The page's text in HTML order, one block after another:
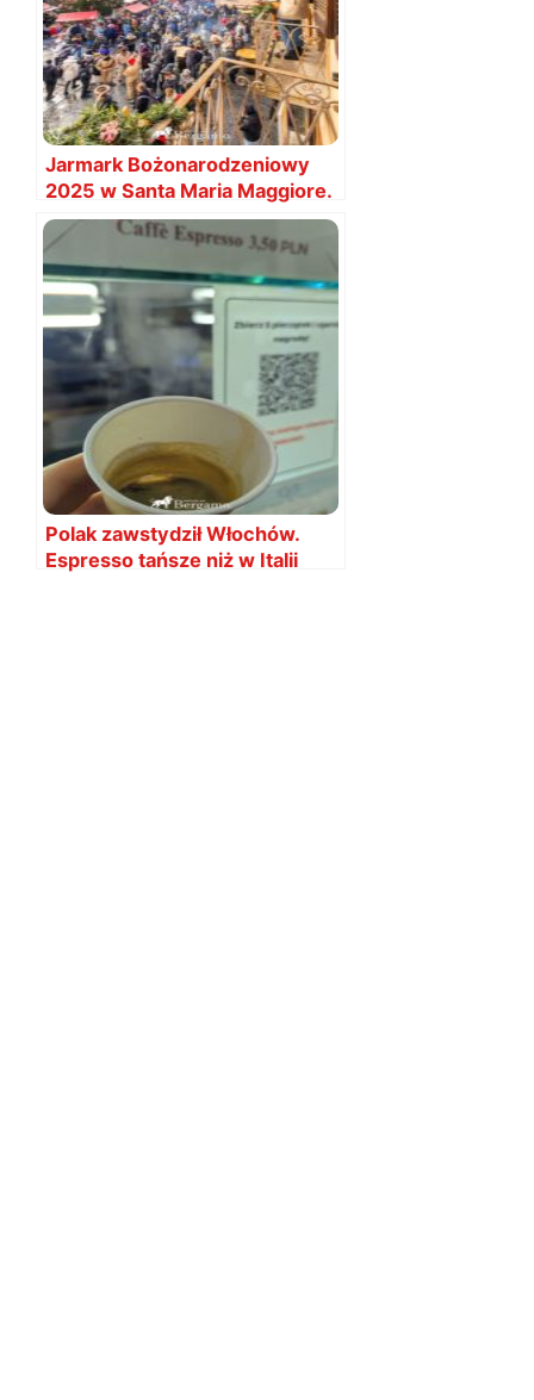
Jarmark Bożonarodzeniowy
2025 w Santa Maria Maggiore.
Data
Polak zawstydził Włochów.
Espresso tańsze niż w Italii